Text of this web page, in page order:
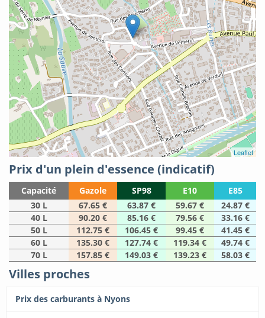
Leaflet
Prix d'un plein d'essence (indicatif)
Capacité Gazole SP98 E10
E85
30 L
67.65 € 63.87 € 59.67 €
24.87 €
40 L
90.20 € 85.16 € 79.56 €
33.16 €
50 L
112.75 € 106.45 € 99.45 €
41.45 €
60 L
135.30 € 127.74 € 119.34 €
49.74 €
70 L
157.85 € 149.03 € 139.23 € 58.03 €
Villes proches
Prix des carburants à Nyons